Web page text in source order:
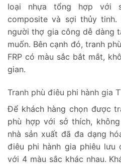
loại nhựa tổng hợp với
composite và sợi thủy
người thợ gia công dễ dàng
muốn. Bên cạnh đó, tranh
FRP có màu sắc bắt mắt,
gian.
Tranh phù điêu phi hành gia
Để khách hàng chọn được
phù hợp với sở thích,
nhà sản xuất đã đa dạng
điêu phi hành gia phiêu lưu
với 4 màu sắc khác nhau.